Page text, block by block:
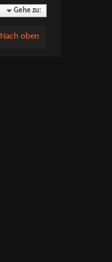
Gehe zu:
Nach oben